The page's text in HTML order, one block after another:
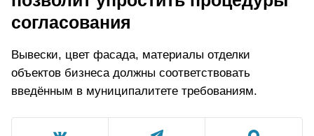
согласования
Вывески, цвет фасада, материалы отделки
объектов бизнеса должны соответствовать
введённым в муниципалитете требованиям.